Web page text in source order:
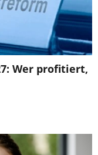
Wer profitiert,